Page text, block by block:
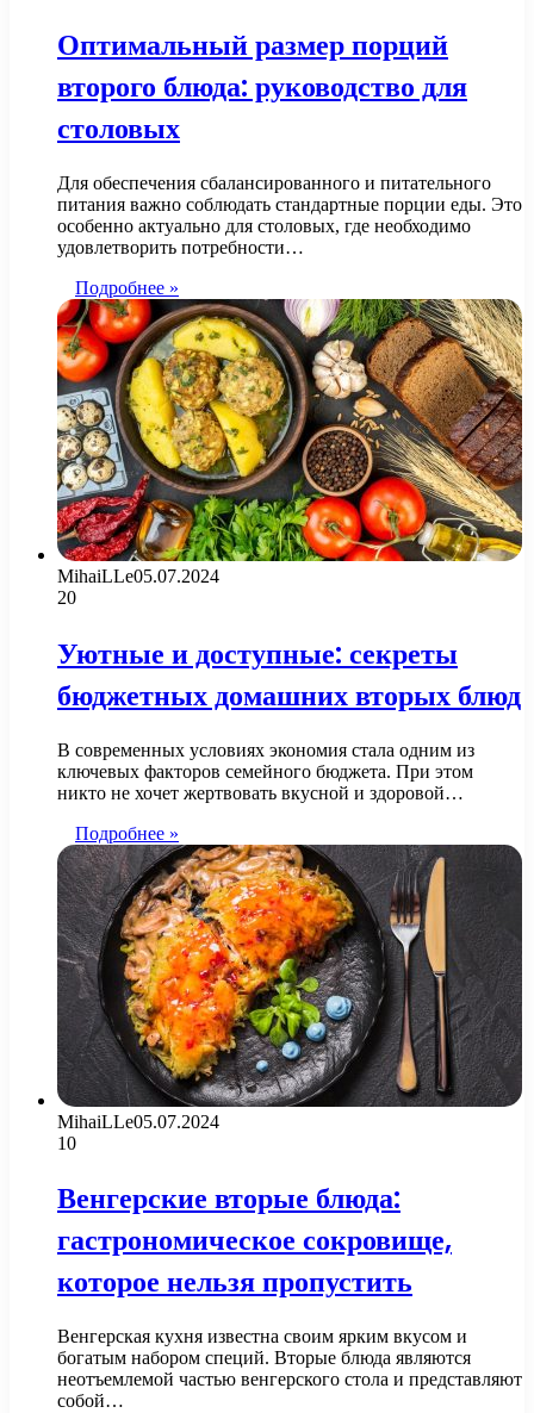
Оптимальный размер порций
второго блюда: руководство для
столовых
Для обеспечения сбалансированного и питательного
питания важно соблюдать стандартные порции еды. Это
особенно актуально для столовых, где необходимо
удовлетворить потребности…
Подробнее »
MihaiLLe05.07.2024
20
Уютные и доступные: секреты
бюджетных домашних вторых блюд
В современных условиях экономия стала одним из
ключевых факторов семейного бюджета. При этом
никто не хочет жертвовать вкусной и здоровой…
Подробнее »
MihaiLLe05.07.2024
10
Венгерские вторые блюда:
гастрономическое сокровище,
которое нельзя пропустить
Венгерская кухня известна своим ярким вкусом и
богатым набором специй. Вторые блюда являются
неотъемлемой частью венгерского стола и представляют
собой…